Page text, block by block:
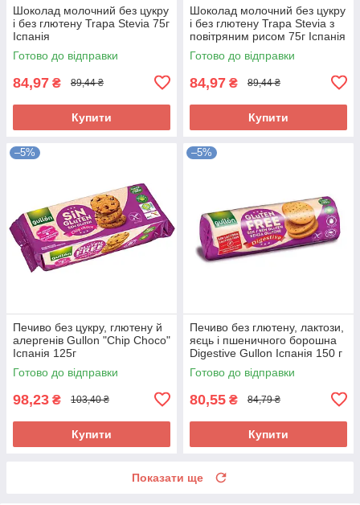
Шоколад молочний без цукру
і без глютену Trapa Stevia 75г
Іспанія
Готово до відправки
84,97 ₴ 89,44 ₴
Купити
Шоколад молочний без цукру
і без глютену Trapa Stevia з
повітряним рисом 75г Іспанія
Готово до відправки
84,97 ₴ 89,44 ₴
Купити
–5%
Печиво без цукру, глютену й
алергенів Gullon "Chip Choco"
Іспанія 125г
Готово до відправки
98,23 ₴ 103,40 ₴
Купити
–5%
Печиво без глютену, лактози,
яєць і пшеничного борошна
Digestive Gullon Іспанія 150 г
Готово до відправки
80,55 ₴ 84,79 ₴
Купити
Показати ще